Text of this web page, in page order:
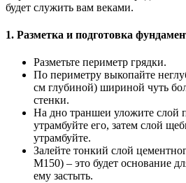
будет служить вам веками.
1. Разметка и подготовка
Разметьте периметр грядки.
По периметру выкопайте
см глубиной) шириной чуть
стенки.
На дно траншеи уложите слой
утрамбуйте его, затем слой
утрамбуйте.
Залейте тонкий слой
М150) – это будет основание
ему застыть.